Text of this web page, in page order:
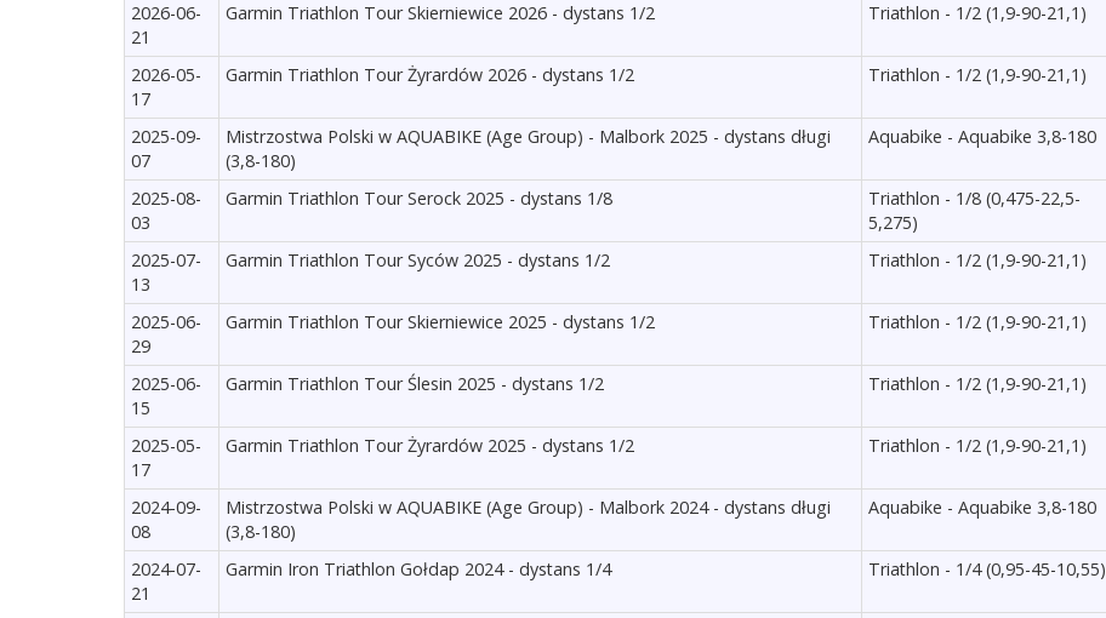
2026-06-
21
Garmin Triathlon Tour Skierniewice 2026 - dystans 1/2 Triathlon - 1/2 (1,9-90-21,1)
2026-05-
17
Garmin Triathlon Tour Żyrardów 2026 - dystans 1/2 Triathlon - 1/2 (1,9-90-21,1)
2025-09-
07
Mistrzostwa Polski w AQUABIKE (Age Group) - Malbork 2025 - dystans długi
(3,8-180)
Aquabike - Aquabike 3,8-180
2025-08-
03
Garmin Triathlon Tour Serock 2025 - dystans 1/8
Triathlon - 1/8 (0,475-22,5-
5,275)
2025-07-
13
Garmin Triathlon Tour Syców 2025 - dystans 1/2 Triathlon - 1/2 (1,9-90-21,1)
2025-06-
29
Garmin Triathlon Tour Skierniewice 2025 - dystans 1/2 Triathlon - 1/2 (1,9-90-21,1)
2025-06-
15
Garmin Triathlon Tour Ślesin 2025 - dystans 1/2 Triathlon - 1/2 (1,9-90-21,1)
2025-05-
17
Garmin Triathlon Tour Żyrardów 2025 - dystans 1/2 Triathlon - 1/2 (1,9-90-21,1)
2024-09-
08
Mistrzostwa Polski w AQUABIKE (Age Group) - Malbork 2024 - dystans długi
(3,8-180)
Aquabike - Aquabike 3,8-180
2024-07-
21
Garmin Iron Triathlon Gołdap 2024 - dystans 1/4 Triathlon - 1/4 (0,95-45-10,55)